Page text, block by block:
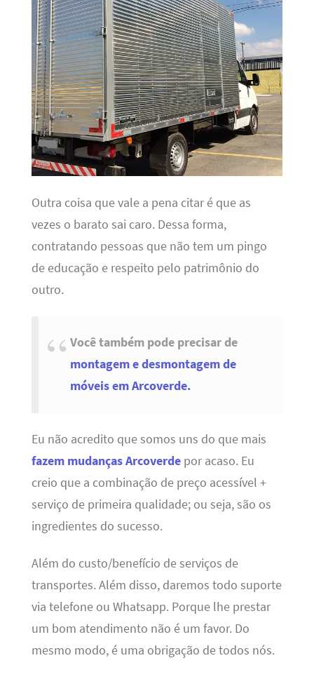
Outra coisa que vale a pena citar é que as
vezes o barato sai caro. Dessa forma,
contratando pessoas que não tem um pingo
de educação e respeito pelo patrimônio do
outro.
Você também pode precisar de
montagem e desmontagem de
móveis em Arcoverde.
Eu não acredito que somos uns do que mais
fazem mudanças Arcoverdepor acaso. Eu
creio que a combinação de preço acessível +
serviço de primeira qualidade; ou seja, são os
ingredientes do sucesso.
Além do custo/benefício de serviços de
transportes. Além disso, daremos todo suporte
via telefone ou Whatsapp. Porque lhe prestar
um bom atendimento não é um favor. Do
mesmo modo, é uma obrigação de todos nós.